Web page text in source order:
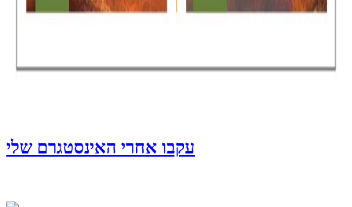
עקבו אחרי האינסטגרם שלי